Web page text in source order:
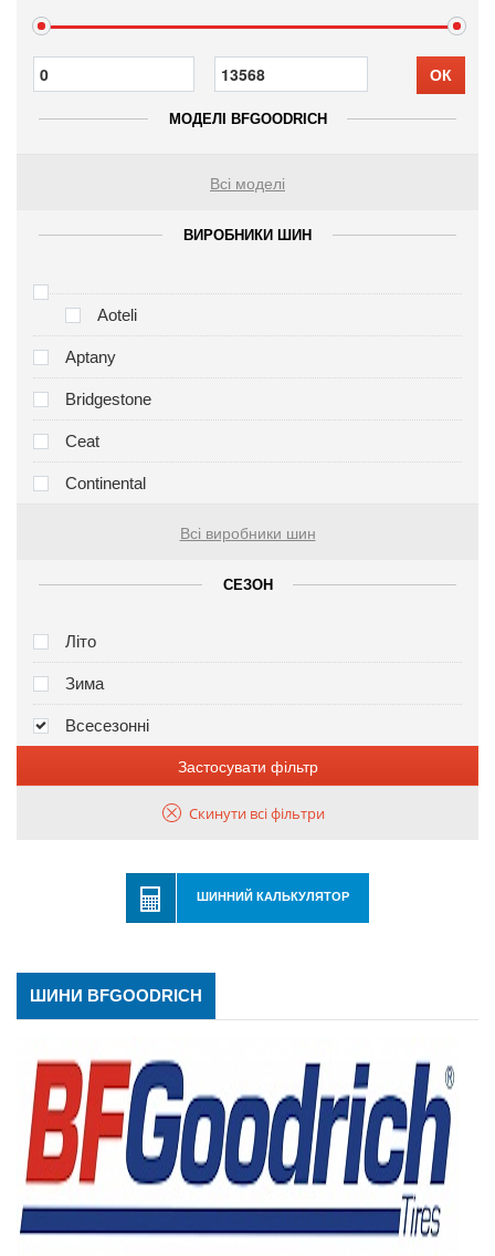
ОК
МОДЕЛІ BFGOODRICH
Всі моделі
ВИРОБНИКИ ШИН
Aoteli
Aptany
Bridgestone
Ceat
Continental
Всі виробники шин
СЕЗОН
Літо
Зима
Всесезонні
Застосувати фільтр
Скинути всі фільтри
ШИННИЙ КАЛЬКУЛЯТОР
ШИНИ BFGOODRICH